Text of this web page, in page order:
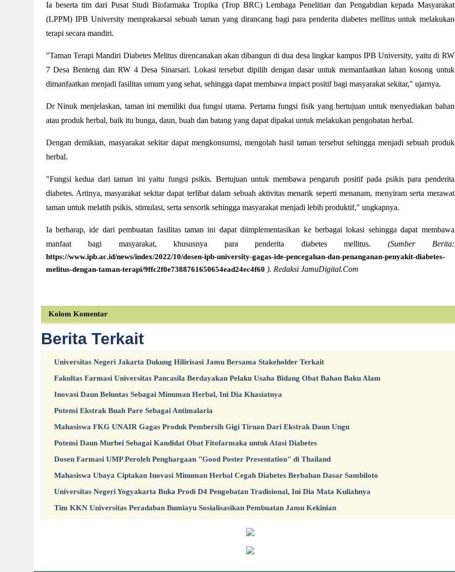
Ia beserta tim dari Pusat Studi Biofarmaka Tropika (Trop BRC) Lembaga Penelitian dan Pengabdian kepada Masyarakat
(LPPM) IPB University memprakarsai sebuah taman yang dirancang bagi para penderita diabetes mellitus untuk melakukan
terapi secara mandiri.
"Taman Terapi Mandiri Diabetes Melitus direncanakan akan dibangun di dua desa lingkar kampus IPB University, yaitu di RW
7 Desa Benteng dan RW 4 Desa Sinarsari. Lokasi tersebut dipilih dengan dasar untuk memanfaatkan lahan kosong untuk
dimanfaatkan menjadi fasilitas umum yang sehat, sehingga dapat membawa impact positif bagi masyarakat sekitar," ujarnya.
Dr Ninuk menjelaskan, taman ini memiliki dua fungsi utama. Pertama fungsi fisik yang bertujuan untuk menyediakan bahan
atau produk herbal, baik itu bunga, daun, buah dan batang yang dapat dipakai untuk melakukan pengobatan herbal.
Dengan demikian, masyarakat sekitar dapat mengkonsumsi, mengolah hasil taman tersebut sehingga menjadi sebuah produk
herbal.
"Fungsi kedua dari taman ini yaitu fungsi psikis. Bertujuan untuk membawa pengaruh positif pada psikis para penderita
diabetes. Artinya, masyarakat sekitar dapat terlibat dalam sebuah aktivitas menarik seperti menanam, menyiram serta merawat
taman untuk melatih psikis, stimulasi, serta sensorik sehingga masyarakat menjadi lebih produktif," ungkapnya.
Ia berharap, ide dari pembuatan fasilitas taman ini dapat diimplementasikan ke berbagai lokasi sehingga dapat membawa
manfaat bagi masyarakat, khususnya para penderita diabetes mellitus. (Sumber Berita:
https://www.ipb.ac.id/news/index/2022/10/dosen-ipb-university-gagas-ide-pencegahan-dan-penanganan-penyakit-diabetes-
melitus-dengan-taman-terapi/9ffc2f0e7388761650654ead24ec4f60 ). Redaksi JamuDigital.Com
Kolom Komentar
Berita Terkait
Universitas Negeri Jakarta Dukung Hilirisasi Jamu Bersama Stakeholder Terkait
Fakultas Farmasi Universitas Pancasila Berdayakan Pelaku Usaha Bidang Obat Bahan Baku Alam
Inovasi Daun Beluntas Sebagai Minuman Herbal, Ini Dia Khasiatnya
Potensi Ekstrak Buah Pare Sebagai Antimalaria
Mahasiswa FKG UNAIR Gagas Produk Pembersih Gigi Tiruan Dari Ekstrak Daun Ungu
Potensi Daun Murbei Sebagai Kandidat Obat Fitofarmaka untuk Atasi Diabetes
Dosen Farmasi UMP Peroleh Penghargaan "Good Poster Presentation" di Thailand
Mahasiswa Ubaya Ciptakan Inovasi Minuman Herbal Cegah Diabetes Berbahan Dasar Sambiloto
Universitas Negeri Yogyakarta Buka Prodi D4 Pengobatan Tradisional, Ini Dia Mata Kuliahnya
Tim KKN Universitas Peradaban Bumiayu Sosialisasikan Pembuatan Jamu Kekinian